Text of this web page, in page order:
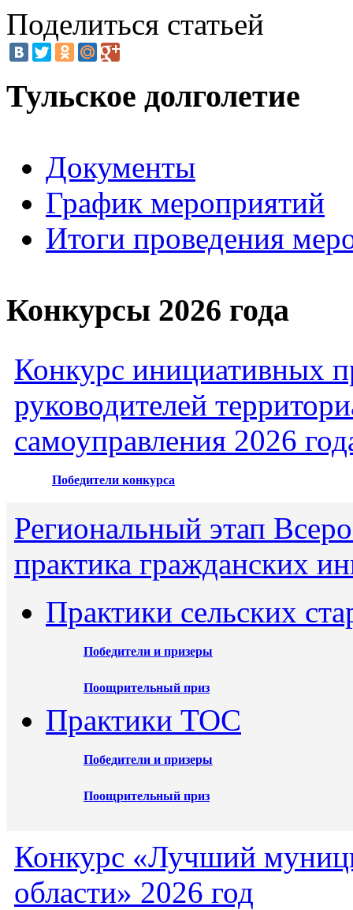
Поделиться статьей
Тульское долголетие
Документы
График мероприятий
Итоги проведения
Конкурсы 2026 года
Конкурс инициативных
руководителей
самоуправления 2026
Победители конкурса
Региональный этап
практика гражданских
Практики сельских
Победители и призеры
Поощрительный приз
Практики ТОС
Победители и призеры
Поощрительный приз
Конкурс «Лучший
области» 2026 год